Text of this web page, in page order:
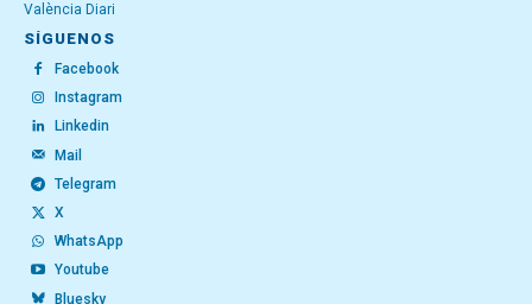
València Diari
SÍGUENOS
Facebook
Instagram
Linkedin
Mail
Telegram
X
WhatsApp
Youtube
Bluesky